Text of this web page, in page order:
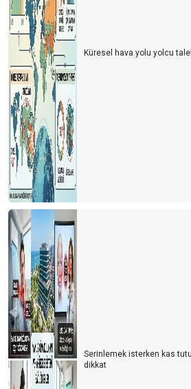
Küresel hava yolu yolcu
Serinlemek isterken kas
dikkat